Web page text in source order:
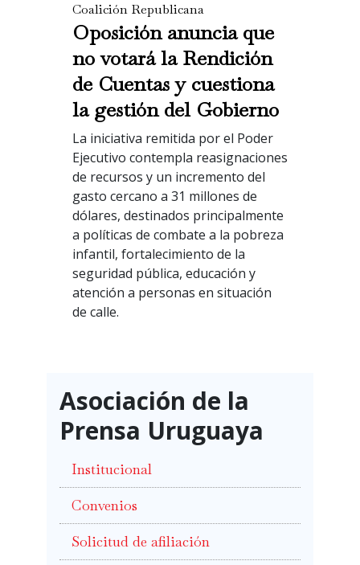
Coalición Republicana
Oposición anuncia que
no votará la Rendición
de Cuentas y cuestiona
la gestión del Gobierno
La iniciativa remitida por el Poder
Ejecutivo contempla reasignaciones
de recursos y un incremento del
gasto cercano a 31 millones de
dólares, destinados principalmente
a políticas de combate a la pobreza
infantil, fortalecimiento de la
seguridad pública, educación y
atención a personas en situación
de calle.
Asociación de la
Prensa Uruguaya
Institucional
Convenios
Solicitud de afiliación